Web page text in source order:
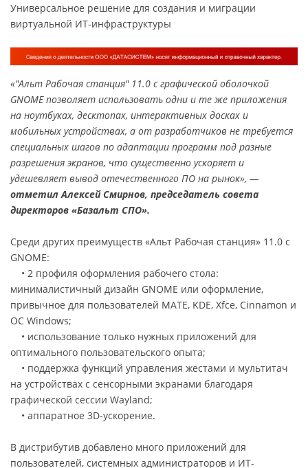
Универсальное решение для создания и миграции
виртуальной ИТ-инфраструктуры
«"Альт Рабочая станция" 11.0 с графической оболочкой
GNOME позволяет использовать одни и те же приложения
на ноутбуках, десктопах, интерактивных досках и
мобильных устройствах, а от разработчиков не требуется
специальных шагов по адаптации программ под разные
разрешения экранов, что существенно ускоряет и
удешевляет вывод отечественного ПО на рынок», —
отметил Алексей Смирнов, председатель совета
директоров «Базальт СПО».
Среди других преимуществ «Альт Рабочая станция» 11.0 с
GNOME:
• 2 профиля оформления рабочего стола:
минималистичный дизайн GNOME или оформление,
привычное для пользователей MATE, KDE, Xfce, Cinnamon и
ОС Windows;
• использование только нужных приложений для
оптимального пользовательского опыта;
• поддержка функций управления жестами и мультитач
на устройствах с сенсорными экранами благодаря
графической сессии Wayland;
• аппаратное 3D-ускорение.
В дистрибутив добавлено много приложений для
пользователей, системных администраторов и ИТ-